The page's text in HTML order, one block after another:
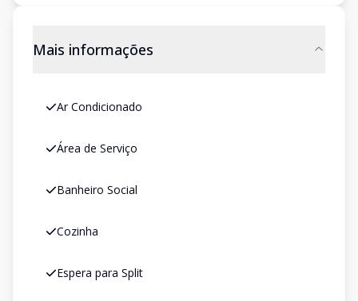
Mais informações
Ar Condicionado
Área de Serviço
Banheiro Social
Cozinha
Espera para Split